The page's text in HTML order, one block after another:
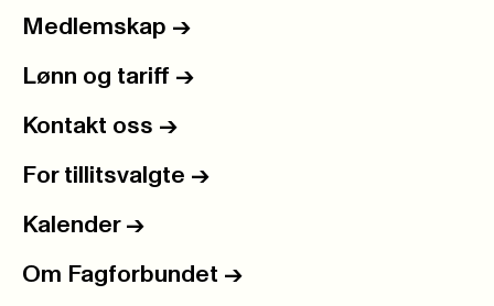
Medlemskap ->
Lønn og tariff ->
Kontakt oss ->
For tillitsvalgte ->
Kalender ->
Om Fagforbundet ->